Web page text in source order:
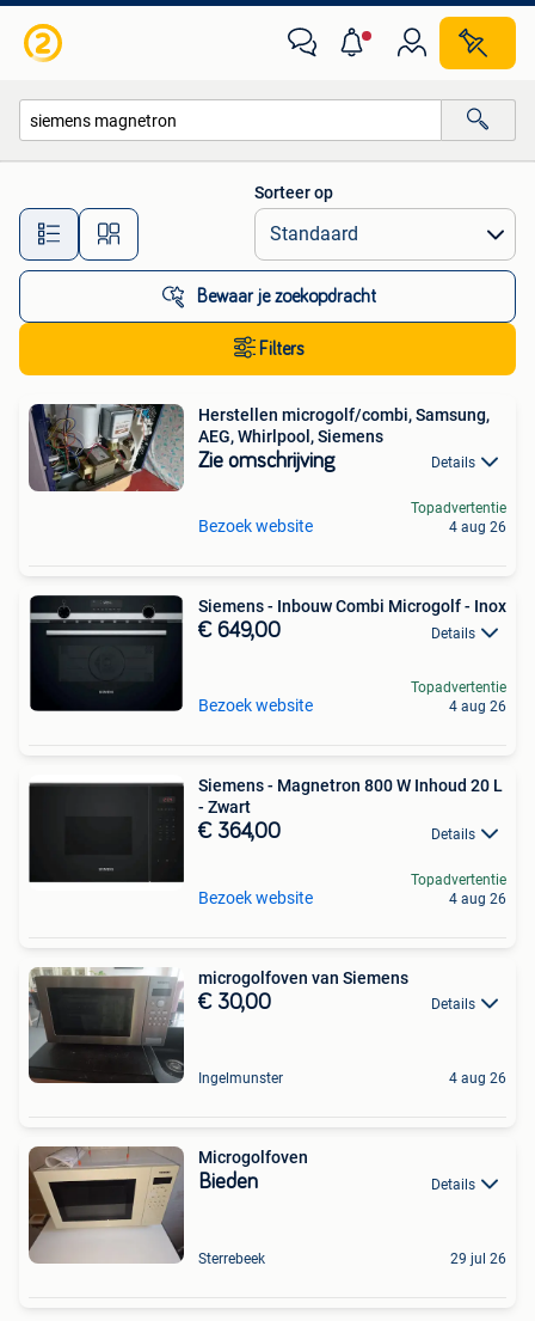
Alle afstanden…
Sorteer op
Bewaar je zoekopdracht
Filters
Herstellen microgolf/combi, Samsung,
AEG, Whirlpool, Siemens
Zie omschrijving Details
Bezoek website
Topadvertentie
4 aug 26
Siemens - Inbouw Combi Microgolf - Inox
€ 649,00 Details
Bezoek website
Topadvertentie
4 aug 26
Siemens - Magnetron 800 W Inhoud 20 L
- Zwart
€ 364,00 Details
Bezoek website
Topadvertentie
4 aug 26
microgolfoven van Siemens
€ 30,00 Details
Ingelmunster 4 aug 26
Microgolfoven
Bieden Details
Sterrebeek 29 jul 26